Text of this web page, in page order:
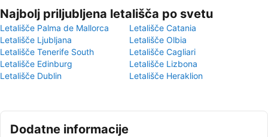
Najbolj priljubljena letališča po svetu
Letališče Palma de Mallorca
Letališče Catania
Letališče Ljubljana
Letališče Olbia
Letališče Tenerife South
Letališče Cagliari
Letališče Edinburg
Letališče Lizbona
Letališče Dublin
Letališče Heraklion
Dodatne informacije